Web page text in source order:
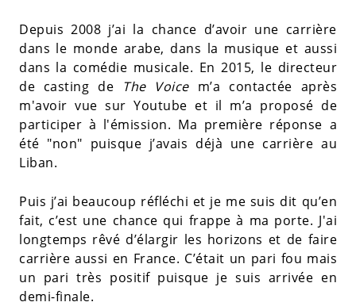
Depuis 2008 j’ai la chance d’avoir une carrière
dans le monde arabe, dans la musique et aussi
dans la comédie musicale. En 2015, le directeur
de casting de The Voicem’a contactée après
m'avoir vue sur Youtube et il m’a proposé de
participer à l'émission. Ma première réponse a
été "non" puisque j’avais déjà une carrière au
Liban.
Puis j’ai beaucoup réfléchi et je me suis dit qu’en
fait, c’est une chance qui frappe à ma porte. J'ai
longtemps rêvé d’élargir les horizons et de faire
carrière aussi en France. C’était un pari fou mais
un pari très positif puisque je suis arrivée en
demi-finale.